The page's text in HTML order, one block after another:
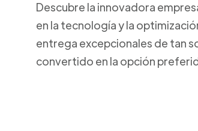
Descubre la innovadora
en la tecnología y la
entrega excepcionales de tan
convertido en la opción